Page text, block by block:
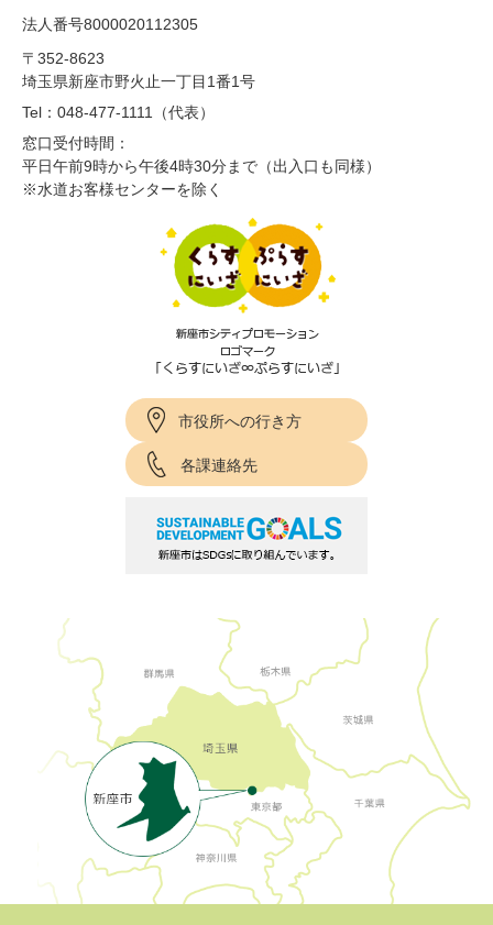
法人番号8000020112305
〒352-8623
埼玉県新座市野火止一丁目1番1号
Tel：048-477-1111（代表）
窓口受付時間：
平日午前9時から午後4時30分まで（出入口も同様）
※水道お客様センターを除く
市役所への行き方
各課連絡先